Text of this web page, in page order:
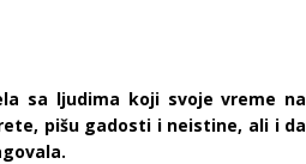
sa ljudima koji svoje vreme na
pišu gadosti i neistine, ali i da